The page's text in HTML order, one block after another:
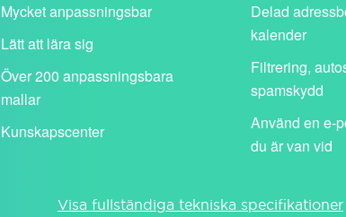
Mycket anpassningsbar
Lätt att lära sig
Över 200 anpassningsbara
mallar
Kunskapscenter
Delad
kalender
Filtrering,
spamskydd
Använd en e-
du är van vid
Visa fullständiga tekniska specifikationer